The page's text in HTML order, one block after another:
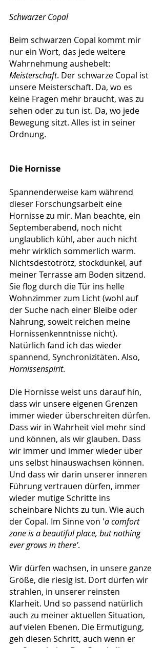
Schwarzer Copal
Beim schwarzen Copal kommt mir
nur ein Wort, das jede weitere
Wahrnehmung aushebelt:
Meisterschaft. Der schwarze Copal ist
unsere Meisterschaft. Da, wo es
keine Fragen mehr braucht, was zu
sehen oder zu tun ist. Da, wo jede
Bewegung sitzt. Alles ist in seiner
Ordnung.
Die Hornisse
Spannenderweise kam während
dieser Forschungsarbeit eine
Hornisse zu mir. Man beachte, ein
Septemberabend, noch nicht
unglaublich kühl, aber auch nicht
mehr wirklich sommerlich warm.
Nichtsdestotrotz, stockdunkel, auf
meiner Terrasse am Boden sitzend.
Sie flog durch die Tür ins helle
Wohnzimmer zum Licht (wohl auf
der Suche nach einer Bleibe oder
Nahrung, soweit reichen meine
Hornissenkenntnisse nicht).
Natürlich fand ich das wieder
spannend, Synchronizitäten. Also,
Hornissenspirit.
Die Hornisse weist uns darauf hin,
dass wir unsere eigenen Grenzen
immer wieder überschreiten dürfen.
Dass wir in Wahrheit viel mehr sind
und können, als wir glauben. Dass
wir immer und immer wieder über
uns selbst hinauswachsen können.
Und dass wir darin unserer inneren
Führung vertrauen dürfen, immer
wieder mutige Schritte ins
scheinbare Nichts zu tun. Wie auch
der Copal. Im Sinne von 'a comfort
zone is a beautiful place, but nothing
ever grows in there'.
Wir dürfen wachsen, in unsere ganze
Größe, die riesig ist. Dort dürfen wir
strahlen, in unserer reinsten
Klarheit. Und so passend natürlich
auch zu meiner aktuellen Situation,
auf vielen Ebenen. Die Ermutigung,
geh diesen Schritt, auch wenn er